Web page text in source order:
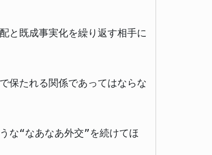
と既成事実化を繰り返す相手に
保たれる関係であってはならな
な“なあなあ外交”を続けてほ